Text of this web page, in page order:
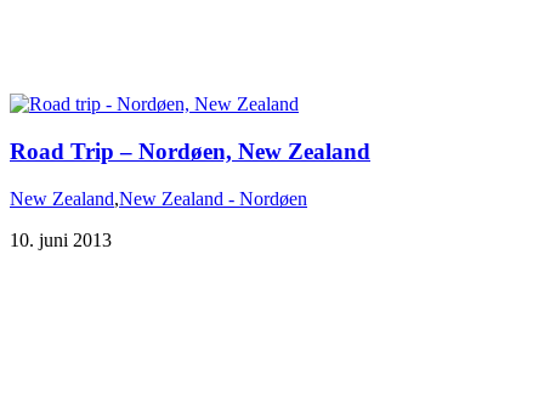
Road Trip – Nordøen, New Zealand
New Zealand,New Zealand - Nordøen
10. juni 2013